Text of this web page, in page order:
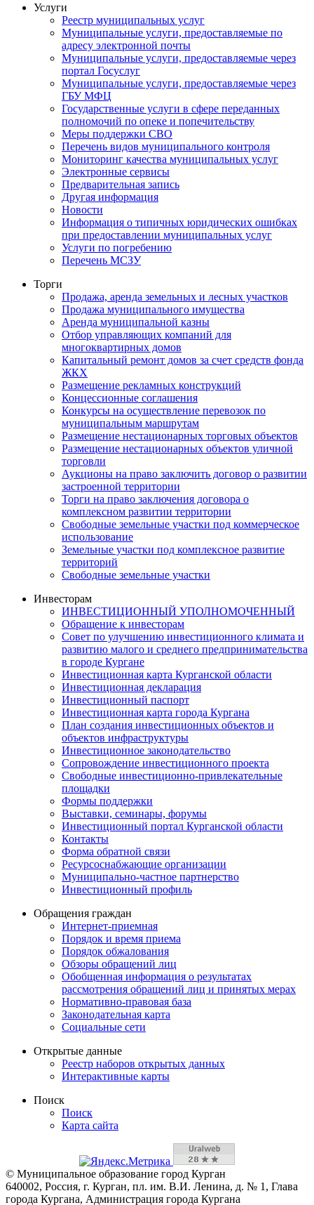
Услуги
Реестр муниципальных услуг
Муниципальные услуги, предоставляемые по
адресу электронной почты
Муниципальные услуги, предоставляемые через
портал Госуслуг
Муниципальные услуги, предоставляемые через
ГБУ МФЦ
Государственные услуги в сфере переданных
полномочий по опеке и попечительству
Меры поддержки СВО
Перечень видов муниципального контроля
Мониторинг качества муниципальных услуг
Электронные сервисы
Предварительная запись
Другая информация
Новости
Информация о типичных юридических ошибках
при предоставлении муниципальных услуг
Услуги по погребению
Перечень МСЗУ
Торги
Продажа, аренда земельных и лесных участков
Продажа муниципального имущества
Аренда муниципальной казны
Отбор управляющих компаний для
многоквартирных домов
Капитальный ремонт домов за счет средств фонда
ЖКХ
Размещение рекламных конструкций
Концессионные соглашения
Конкурсы на осуществление перевозок по
муниципальным маршрутам
Размещение нестационарных торговых объектов
Размещение нестационарных объектов уличной
торговли
Аукционы на право заключить договор о развитии
застроенной территории
Торги на право заключения договора о
комплексном развитии территории
Свободные земельные участки под коммерческое
использование
Земельные участки под комплексное развитие
территорий
Свободные земельные участки
Инвесторам
ИНВЕСТИЦИОННЫЙ УПОЛНОМОЧЕННЫЙ
Обращение к инвесторам
Совет по улучшению инвестиционного климата и
развитию малого и среднего предпринимательства
в городе Кургане
Инвестиционная карта Курганской области
Инвестиционная декларация
Инвестиционный паспорт
Инвестиционная карта города Кургана
План создания инвестиционных объектов и
объектов инфраструктуры
Инвестиционное законодательство
Сопровождение инвестиционного проекта
Свободные инвестиционно-привлекательные
площадки
Формы поддержки
Выставки, семинары, форумы
Инвестиционный портал Курганской области
Контакты
Форма обратной связи
Ресурсоснабжающие организации
Муниципально-частное партнерство
Инвестиционный профиль
Обращения граждан
Интернет-приемная
Порядок и время приема
Порядок обжалования
Обзоры обращений лиц
Обобщенная информация о результатах
рассмотрения обращений лиц и принятых мерах
Нормативно-правовая база
Законодательная карта
Социальные сети
Открытые данные
Реестр наборов открытых данных
Интерактивные карты
Поиск
Поиск
Карта сайта
© Муниципальное образование город Курган
640002, Россия, г. Курган, пл. им. В.И. Ленина, д. № 1, Глава
города Кургана, Администрация города Кургана